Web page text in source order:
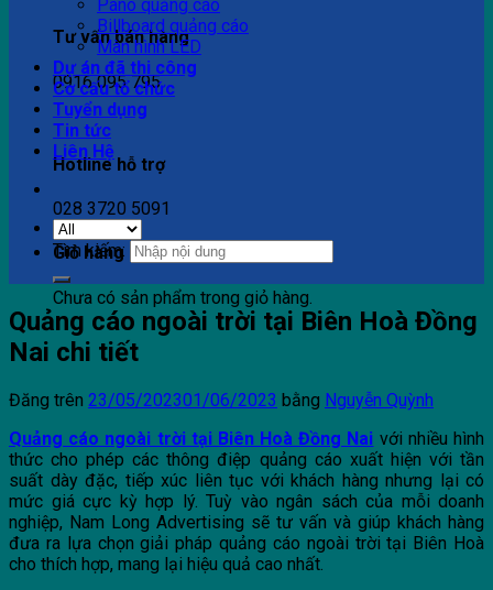
Tư vấn bán hàng
0916 095 795
Hotline hỗ trợ
028 3720 5091
Giỏ hàng
Chưa có sản phẩm trong giỏ hàng.
Pano quảng cáo
Billboard quảng cáo
Màn hình LED
Dự án đã thi công
Cơ cấu tổ chức
Tuyển dụng
Tin tức
Liên Hệ
Tìm kiếm:
Quảng cáo ngoài trời tại Biên Hoà Đồng
Nai chi tiết
Đăng trên 23/05/202301/06/2023 bằng Nguyễn Quỳnh
Quảng cáo ngoài trời tại Biên Hoà Đồng Nai với nhiều hình
thức cho phép các thông điệp quảng cáo xuất hiện với tần
suất dày đặc, tiếp xúc liên tục với khách hàng nhưng lại có
mức giá cực kỳ hợp lý. Tuỳ vào ngân sách của mỗi doanh
nghiệp, Nam Long Advertising sẽ tư vấn và giúp khách hàng
đưa ra lựa chọn giải pháp quảng cáo ngoài trời tại Biên Hoà
cho thích hợp, mang lại hiệu quả cao nhất.